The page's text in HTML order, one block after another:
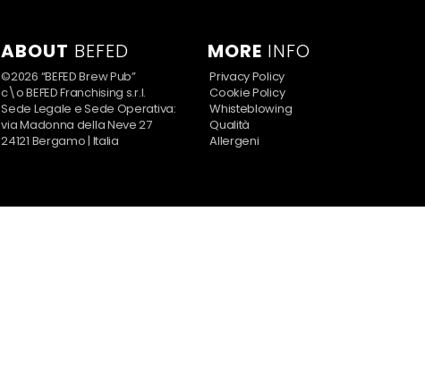
ABOUT BEFED
©2026 “BEFED Brew Pub”
c\o BEFED Franchising s.r.l.
Sede Legale e Sede Operativa:
via Madonna della Neve 27
24121 Bergamo | Italia
MORE INFO
Privacy Policy
Cookie Policy
Whisteblowing
Qualità
Allergeni